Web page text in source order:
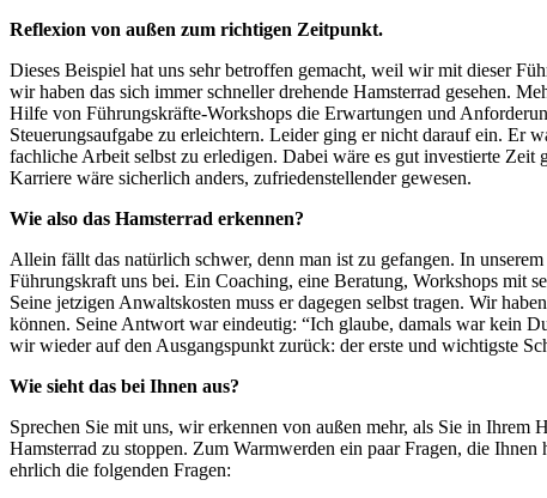
Reflexion von außen zum richtigen Zeitpunkt.
Dieses Beispiel hat uns sehr betroffen gemacht, weil wir mit dieser
wir haben das sich immer schneller drehende Hamsterrad gesehen.
Hilfe von Führungskräfte-Workshops die Erwartungen und
Steuerungsaufgabe zu erleichtern. Leider ging er nicht darauf ein. Er
fachliche Arbeit selbst zu erledigen. Dabei wäre es gut investierte
Karriere wäre sicherlich anders, zufriedenstellender gewesen.
Wie also das Hamsterrad erkennen?
Allein fällt das natürlich schwer, denn man ist zu gefangen. In
Führungskraft uns bei. Ein Coaching, eine Beratung, Workshops mit
Seine jetzigen Anwaltskosten muss er dagegen selbst tragen. Wir
können. Seine Antwort war eindeutig: “Ich glaube, damals war kein
wir wieder auf den Ausgangspunkt zurück: der erste und wichtigste
Wie sieht das bei Ihnen aus?
Sprechen Sie mit uns, wir erkennen von außen mehr, als Sie in
Hamsterrad zu stoppen. Zum Warmwerden ein paar Fragen, die
ehrlich die folgenden Fragen: